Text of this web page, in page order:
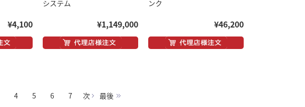
¥4,100
システム
¥1,149,000
ンク
¥46,200
4 5 6 7 次 最後